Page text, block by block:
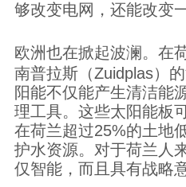
够改变电网，还能改变
欧洲也在掀起波澜。在
南普拉斯（Zuidplas）
阳能不仅能产生清洁能
理工具。这些太阳能板
在荷兰超过25%的土地
护水资源。对于荷兰人
仅智能，而且具有战略意